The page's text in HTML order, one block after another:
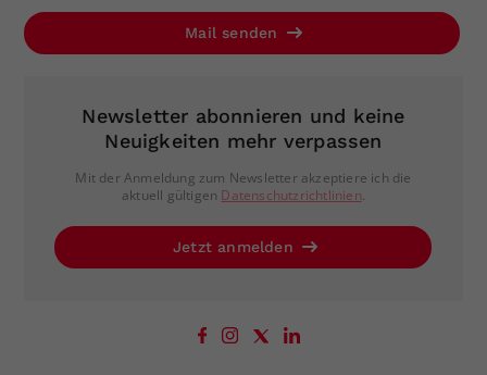
Mail senden
Newsletter abonnieren und keine
Neuigkeiten mehr verpassen
Mit der Anmeldung zum Newsletter akzeptiere ich die
aktuell gültigen Datenschutzrichtlinien.
Jetzt anmelden